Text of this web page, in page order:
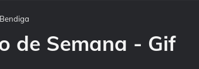
de Semana - Gif